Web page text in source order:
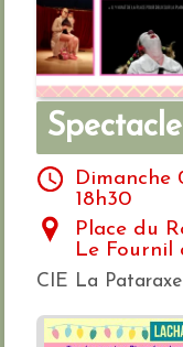
Dimanche
18h30
Place du
Le Fournil
CIE La